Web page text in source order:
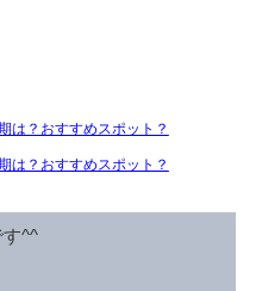
は？おすすめスポット？
は？おすすめスポット？
^^